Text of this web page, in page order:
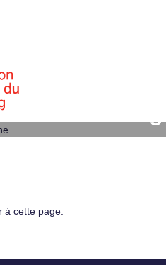
restauration
produits
à cette page.